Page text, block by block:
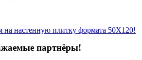
на настенную плитку формата 50Х120!
партнёры!